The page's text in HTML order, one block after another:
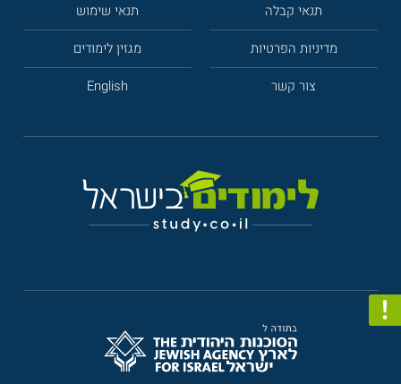
תנאי קבלה
תנאי שימוש
מדיניות הפרטיות
מגזין לימודים
צור קשר
English